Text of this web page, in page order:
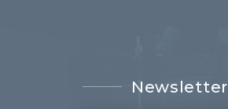
Newsletter